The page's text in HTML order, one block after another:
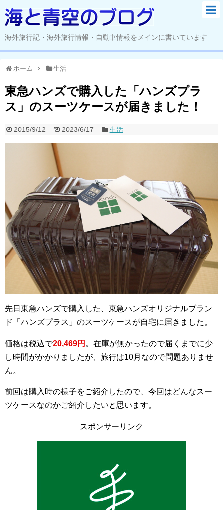
海外旅行記・海外旅行情報・自動車情報をメインに書いています
ホーム 生活
東急ハンズで購入した「ハンズプラ
ス」のスーツケースが届きました！
2015/9/12 2023/6/17 生活
先日東急ハンズで購入した、東急ハンズオリジナルブラン
ド「ハンズプラス」のスーツケースが自宅に届きました。
価格は税込で20,469円 。在庫が無かったので届くまでに少
し時間がかかりましたが、旅行は10月なので問題ありませ
ん。
前回は購入時の様子をご紹介したので、今回はどんなスー
ツケースなのかご紹介したいと思います。
スポンサーリンク